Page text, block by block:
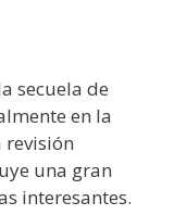
secuela de
en la
revisión
una gran
interesantes.